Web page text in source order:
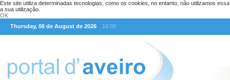
Este site utiliza determinadas tecnologias, como os cookies, no entanto, não utilizamos
a sua utilização.
OK
Thursday, 06 de August de 2026
16:00